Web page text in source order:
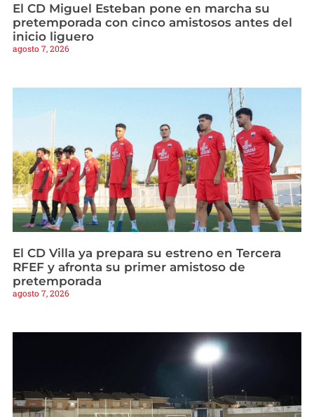
El CD Miguel Esteban pone en marcha su
pretemporada con cinco amistosos antes del
inicio liguero
agosto 7, 2026
El CD Villa ya prepara su estreno en Tercera
RFEF y afronta su primer amistoso de
pretemporada
agosto 7, 2026